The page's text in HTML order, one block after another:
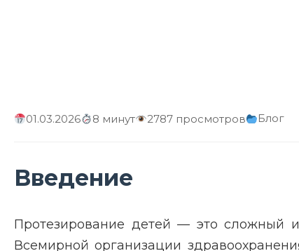
01.03.2026 8 минут 2787 просмотров Блог
Введение
Протезирование детей — это сложный
Всемирной организации